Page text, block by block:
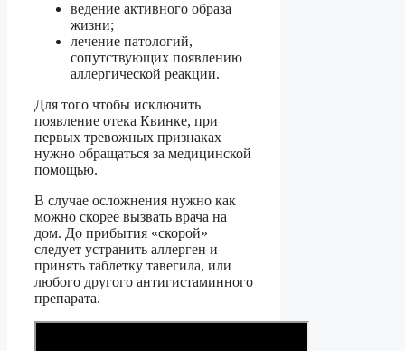
ведение активного образа
жизни;
лечение патологий,
сопутствующих появлению
аллергической реакции.
Для того чтобы исключить
появление отека Квинке, при
первых тревожных признаках
нужно обращаться за медицинской
помощью.
В случае осложнения нужно как
можно скорее вызвать врача на
дом. До прибытия «скорой»
следует устранить аллерген и
принять таблетку тавегила, или
любого другого антигистаминного
препарата.